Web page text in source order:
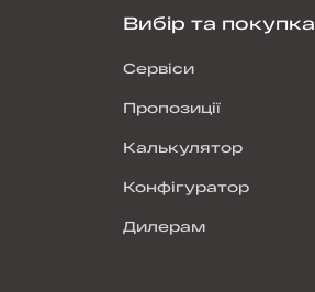
Вибір та покупка
Сервіси
Пропозиції
Калькулятор
Конфігуратор
Дилерам